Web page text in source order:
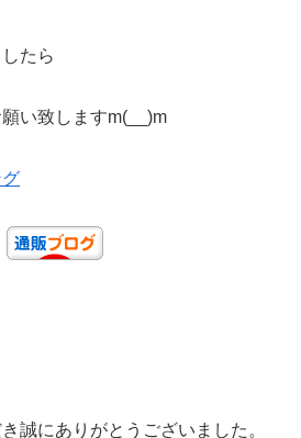
たら
い致しますm(__)m
誠にありがとうございました。